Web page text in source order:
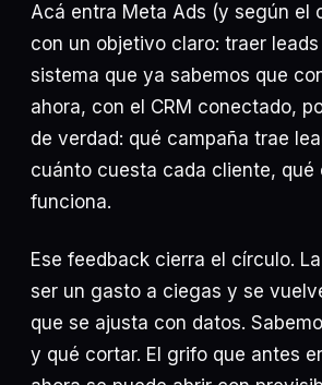
Acá entra Meta Ads (y según el
con un objetivo claro: traer
sistema que ya sabemos que
ahora, con el CRM conectado,
de verdad: qué campaña trae
cuánto cuesta cada cliente, qué
funciona.
Ese feedback cierra el círculo.
ser un gasto a ciegas y se
que se ajusta con datos.
y qué cortar. El grifo que antes